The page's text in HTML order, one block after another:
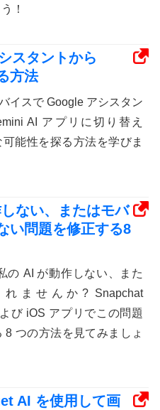
！
スタントから
方法
イスで Google アシスタン
AI アプリに切り替え
能性を探る方法を学びま
ない、またはモバ
い問題を修正する8
の AI が動作しない、また
ませんか? Snapchat
び iOS アプリでこの問題
8 つの方法を見てみましょ
AI を使用して画